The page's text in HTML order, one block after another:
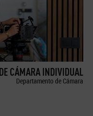
CÁMARA INDIVIDUAL
Departamento de Cámara